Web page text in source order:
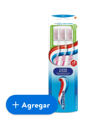
Agregar